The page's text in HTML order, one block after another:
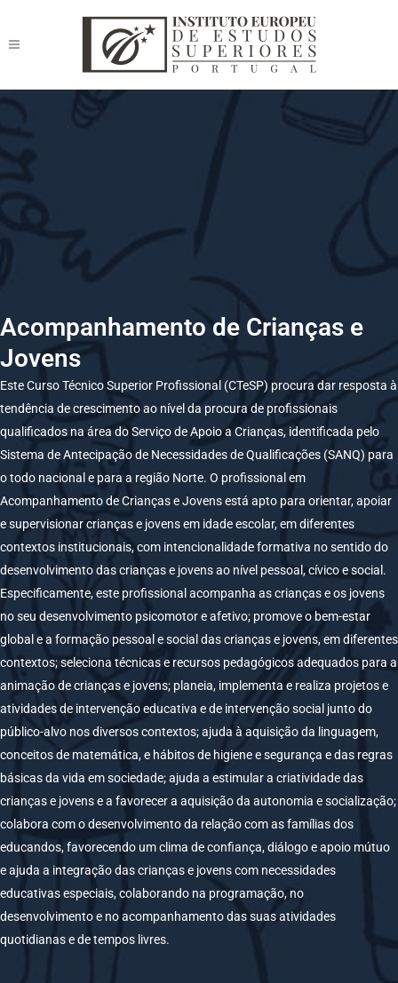
Acompanhamento de Crianças e
Jovens
Este Curso Técnico Superior Profissional (CTeSP) procura dar resposta à
tendência de crescimento ao nível da procura de profissionais
qualificados na área do Serviço de Apoio a Crianças, identificada pelo
Sistema de Antecipação de Necessidades de Qualificações (SANQ) para
o todo nacional e para a região Norte. O profissional em
Acompanhamento de Crianças e Jovens está apto para orientar, apoiar
e supervisionar crianças e jovens em idade escolar, em diferentes
contextos institucionais, com intencionalidade formativa no sentido do
desenvolvimento das crianças e jovens ao nível pessoal, cívico e social.
Especificamente, este profissional acompanha as crianças e os jovens
no seu desenvolvimento psicomotor e afetivo; promove o bem-estar
global e a formação pessoal e social das crianças e jovens, em diferentes
contextos; seleciona técnicas e recursos pedagógicos adequados para a
animação de crianças e jovens; planeia, implementa e realiza projetos e
atividades de intervenção educativa e de intervenção social junto do
público-alvo nos diversos contextos; ajuda à aquisição da linguagem,
conceitos de matemática, e hábitos de higiene e segurança e das regras
básicas da vida em sociedade; ajuda a estimular a criatividade das
crianças e jovens e a favorecer a aquisição da autonomia e socialização;
colabora com o desenvolvimento da relação com as famílias dos
educandos, favorecendo um clima de confiança, diálogo e apoio mútuo
e ajuda a integração das crianças e jovens com necessidades
educativas especiais, colaborando na programação, no
desenvolvimento e no acompanhamento das suas atividades
quotidianas e de tempos livres.